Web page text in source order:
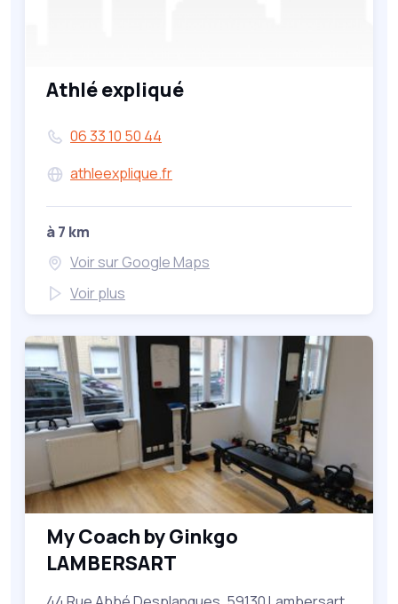
Athlé expliqué
06 33 10 50 44
athleexplique.fr
à 7 km
Voir sur Google Maps
Voir plus
My Coach by Ginkgo
LAMBERSART